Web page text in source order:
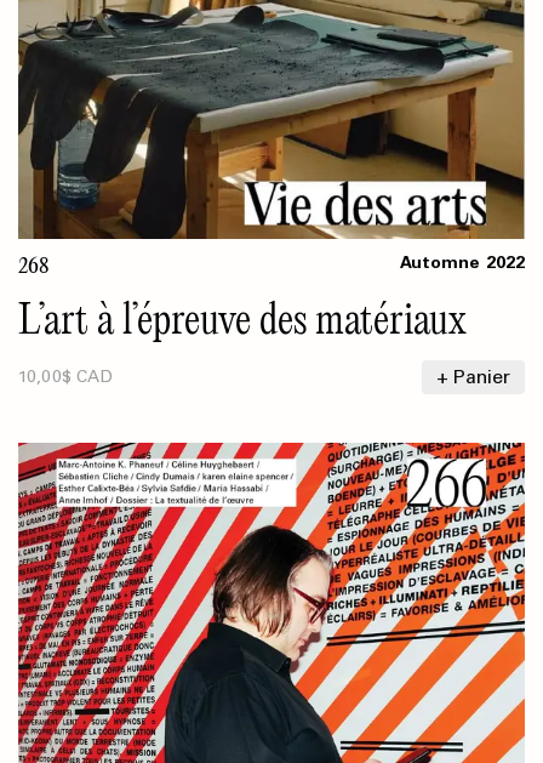
268 Automne 2022
L’art à l’épreuve des matériaux
10,00$ CAD + Panier